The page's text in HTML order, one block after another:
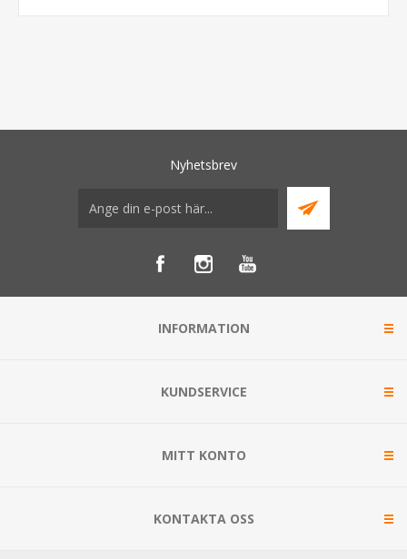
Nyhetsbrev
INFORMATION
KUNDSERVICE
MITT KONTO
KONTAKTA OSS